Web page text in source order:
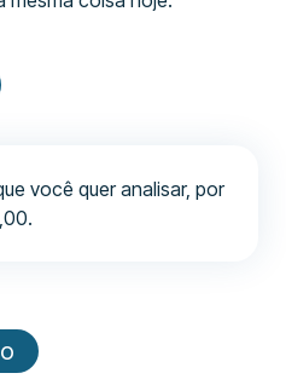
você quer analisar, por